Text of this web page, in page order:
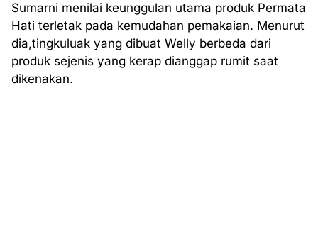
Sumarni menilai keunggulan utama produk Permata
Hati terletak pada kemudahan pemakaian. Menurut
dia,tingkuluak yang dibuat Welly berbeda dari
produk sejenis yang kerap dianggap rumit saat
dikenakan.